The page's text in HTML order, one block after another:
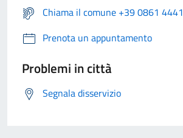
Chiama il comune +39 0861 4441
Prenota un appuntamento
Problemi in città
Segnala disservizio